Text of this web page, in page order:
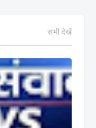
सभी देखें